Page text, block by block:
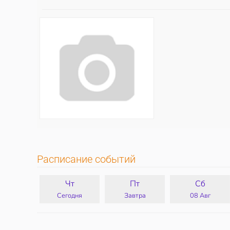
Расписание событий
Чт
Сегодня
Пт
Завтра
Сб
08 Авг